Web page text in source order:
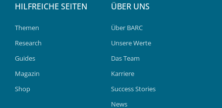
HILFREICHE SEITEN
Themen
Research
Guides
Magazin
Shop
ÜBER UNS
Über BARC
Unsere Werte
Das Team
Karriere
Success Stories
News